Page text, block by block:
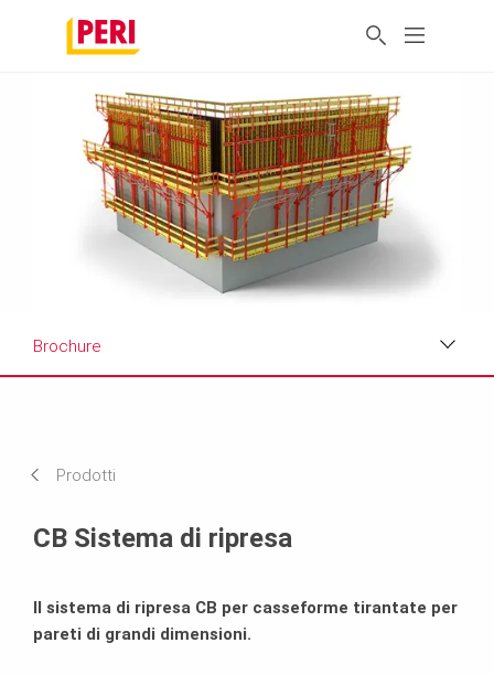
Brochure
Prodotti
CB Sistema di ripresa
Il sistema di ripresa CB per casseforme tirantate per
pareti di grandi dimensioni.